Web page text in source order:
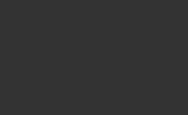
LIPS 2 립스틱